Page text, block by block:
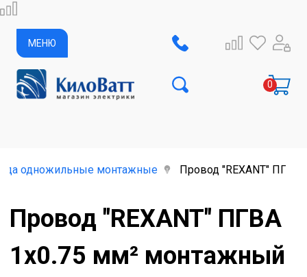
МЕНЮ
одножильные монтажные Провод "REXANT"
Провод "REXANT" ПГВА
1х0.75 мм² монтажный